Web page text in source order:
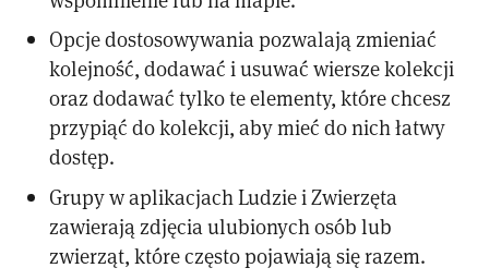
Opcje dostosowywania pozwalają zmieniać
kolejność, dodawać i usuwać wiersze kolekcji
oraz dodawać tylko te elementy, które chcesz
przypiąć do kolekcji, aby mieć do nich łatwy
dostęp.
Grupy w aplikacjach Ludzie i Zwierzęta
zawierają zdjęcia ulubionych osób lub
zwierząt, które często pojawiają się razem.